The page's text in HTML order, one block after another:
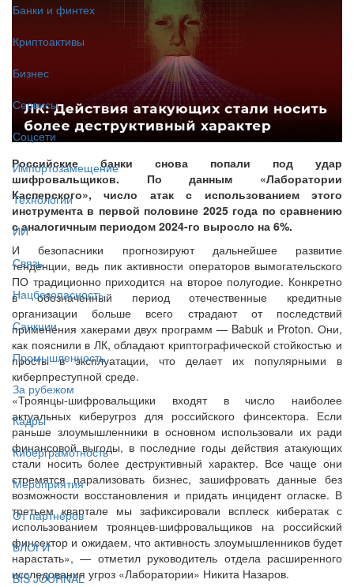
Банки и финтех
Криптоактивы
Бизнес
Сервисы
Соцсети
Импортозамещение
Технологии
ИИ
Связь
Нацбезопасность
Санкции
Промышленность
За рубежом
Кадры
Киберграмотность
Мероприятия
От партнёров
БЛОГИ
BIS JOURNAL
Российские банки снова попали под удар
шифровальщиков. По данным «Лаборатории
Касперского», число атак с использованием этого
инструмента в первой половине 2025 года по сравнению
с аналогичным периодом 2024-го выросло на 6%.
И безопасники прогнозируют дальнейшее развитие
тенденции, ведь пик активности операторов вымогательского
ПО традиционно приходится на второе полугодие. Конкретно
в обозначенный период отечественные кредитные
организации больше всего страдают от последствий
применения хакерами двух программ — Babuk и Proton. Они,
как пояснили в ЛК, обладают криптографической стойкостью и
просты в эксплуатации, что делает их популярными в
киберпреступной среде.
«Троянцы-шифровальщики входят в число наиболее
актуальных киберугроз для российского финсектора. Если
раньше злоумышленники в основном использовали их ради
финансовой выгоды, в последние годы действия атакующих
стали носить более деструктивный характер. Все чаще они
стремятся парализовать бизнес, зашифровать данные без
возможности восстановления и придать инцидент огласке. В
третьем квартале мы зафиксировали всплеск кибератак с
использованием троянцев-шифровальщиков на российский
финсектор и ожидаем, что активность злоумышленников будет
нарастать», — отметил руководитель отдела расширенного
исследования угроз «Лаборатории» Никита Назаров.